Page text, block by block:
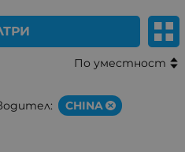
По уместност
CHINA